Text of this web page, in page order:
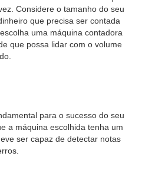
Considere o tamanho do seu
que precisa ser contada
uma máquina contadora
que possa lidar com o volume
para o sucesso do seu
a máquina escolhida tenha um
ser capaz de detectar notas